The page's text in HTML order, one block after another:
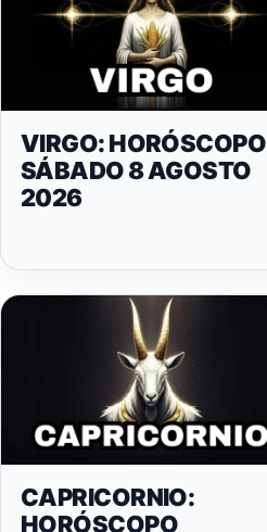
VIRGO: HORÓSCOPO
SÁBADO 8 AGOSTO
2026
CAPRICORNIO:
HORÓSCOPO